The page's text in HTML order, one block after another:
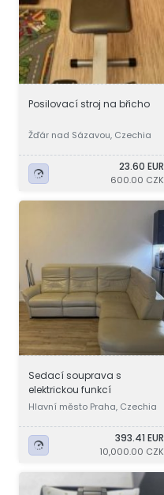
Posilovací stroj na břicho
Žďár nad Sázavou, Czechia
23.60 EUR
600.00 CZK
Sedací souprava s
elektrickou funkcí
Hlavní město Praha, Czechia
393.41 EUR
10,000.00 CZK